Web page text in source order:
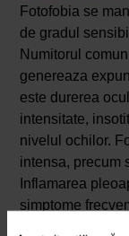
Fotofobia se
de gradul
Numitorul
genereaza
este durerea
intensitate,
nivelul ochilor.
intensa, precum
Inflamarea
simptome